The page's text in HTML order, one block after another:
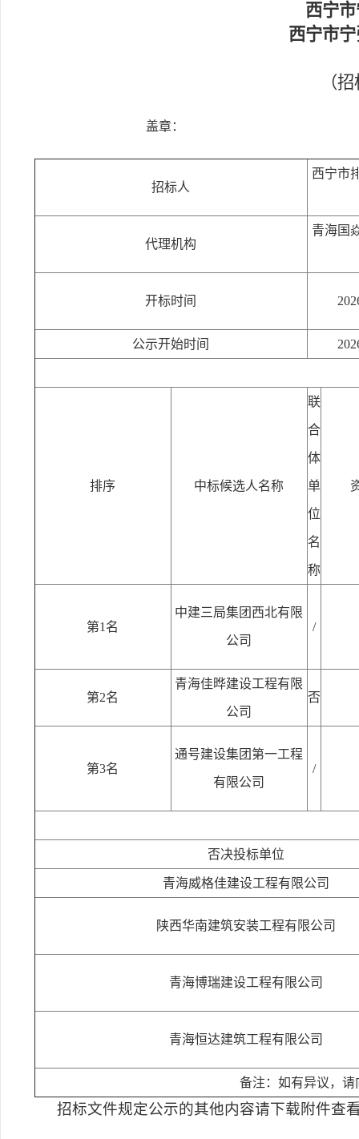
西宁
西宁市
（
盖章：
招标人
西宁市
代理机构
青海国
开标时间
公示开始时间
排序 中标候选人名称
联
合
体
单
位
名
称
第1名
中建三局集团西北有限
公司
/
第2名
青海佳晔建设工程有限
公司
否
第3名
通号建设集团第一工程
有限公司
/
否决投标单位
青海威格佳建设工程有限公司
陕西华南建筑安装工程有限公司
青海博瑞建设工程有限公司
青海恒达建筑工程有限公司
备注：如有异议，请
招标文件规定公示的其他内容请下载附件查